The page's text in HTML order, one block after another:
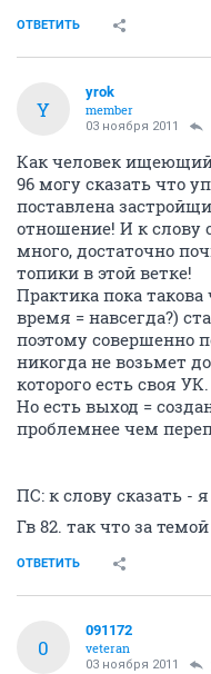
ОТВЕТИТЬ
Y
yrok
member
03 ноября 2011
Как человек
96 могу сказать что
поставлена
отношение! И к слову
много, достаточно
топики в этой ветке!
Практика пока
время = навсегда?)
поэтому совершенно
никогда не возьмет
которого есть своя УК.
Но есть выход =
проблемнее чем
ПС: к слову сказать -
Гв 82. так что за
ОТВЕТИТЬ
0
091172
veteran
03 ноября 2011